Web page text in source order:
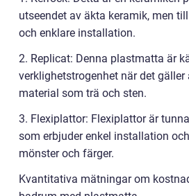
utseendet av äkta keramik, men
och enklare installation.
2. Replicat: Denna plastmatta är
verklighetstrogenhet när det
material som trä och sten.
3. Flexiplattor: Flexiplattor är
som erbjuder enkel installation
mönster och färger.
Kvantitativa mätningar om